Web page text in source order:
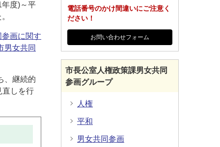
年度)～平
参画に関す
男女共同
、継続的
直しを行
電話番号のかけ間違いにご注意く
ださい！
お問い合わせフォーム
市長公室人権政策課男女共同
参画グループ
人権
平和
男女共同参画